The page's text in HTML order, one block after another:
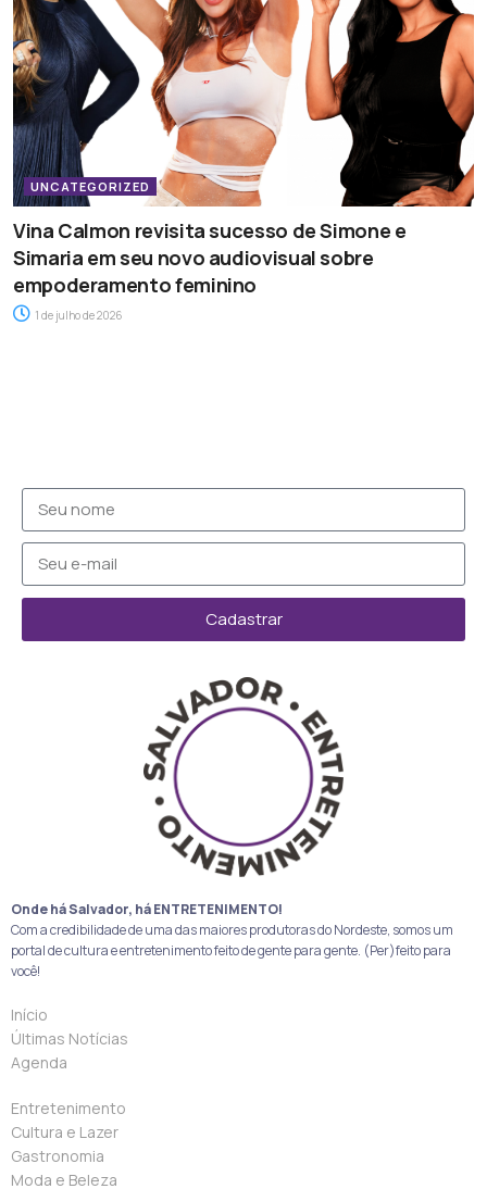
UNCATEGORIZED
Vina Calmon revisita sucesso de Simone e
Simaria em seu novo audiovisual sobre
empoderamento feminino
1 de julho de 2026
Cadastrar
Onde há Salvador, há ENTRETENIMENTO!
Com a credibilidade de uma das maiores produtoras do Nordeste, somos um
portal de cultura e entretenimento feito de gente para gente. (Per)feito para
você!
Início
Últimas Notícias
Agenda
Entretenimento
Cultura e Lazer
Gastronomia
Moda e Beleza